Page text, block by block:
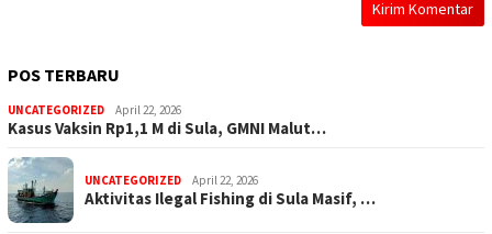
POS TERBARU
UNCATEGORIZED April 22, 2026
Kasus Vaksin Rp1,1 M di Sula, GMNI Malut…
UNCATEGORIZED April 22, 2026
Aktivitas Ilegal Fishing di Sula Masif, …